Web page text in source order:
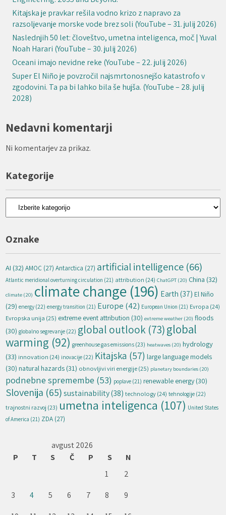
Kitajska je pravkar rešila vodno krizo z napravo za
razsoljevanje morske vode brez soli (YouTube – 31. julij 2026)
Naslednjih 50 let: človeštvo, umetna inteligenca, moč | Yuval
Noah Harari (YouTube – 30. julij 2026)
Oceani imajo nevidne reke (YouTube – 22. julij 2026)
Super El Niño je povzročil najsmrtonosnejšo katastrofo v
zgodovini. Ta pa bi lahko bila še hujša. (YouTube – 28. julij
2028)
Nedavni komentarji
Ni komentarjev za prikaz.
Kategorije
Kategorije
Oznake
AI (32) AMOC (27) Antarctica (27) artificial intelligence (66)
Atlantic meridional overturning circulation (21) attribution (24) ChatGPT (20) China (32)
climate (20) climate change (196) Earth (37) El Niño
(29) energy (22) energy transition (21) Europe (42) European Union (21) Evropa (24)
Evropska unija (25) extreme event attribution (30) extreme weather (20) floods
(30) globalno segrevanje (22) global outlook (73)global
warming (92) greenhouse gas emissions (23) heatwaves (20) hydrology
(33) innovation (24) inovacije (22) Kitajska (57) large language models
(30) natural hazards (31) obnovljivi viri energije(25) planetary boundaries (20)
podnebne spremembe (53) poplave (21) renewable energy (30)
Slovenija (65) sustainability(38) technology(24) tehnologije (22)
trajnostni razvoj (23) umetna inteligenca (107) United States
of America (21) ZDA (27)
avgust 2026
P
T S Č P S
N
1
2
3
4 5 6 7 8
9